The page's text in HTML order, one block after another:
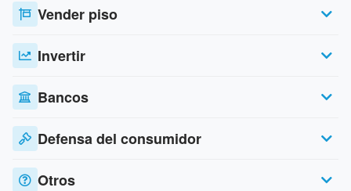
Vender piso
Invertir
Bancos
Defensa del consumidor
Otros